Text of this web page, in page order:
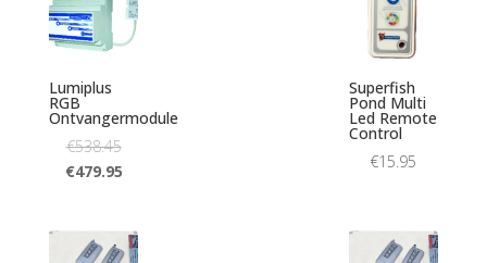
Lumiplus
RGB
Ontvangermodule
€538.45
€479.95
Superfish
Pond Multi
Led Remote
Control
€15.95